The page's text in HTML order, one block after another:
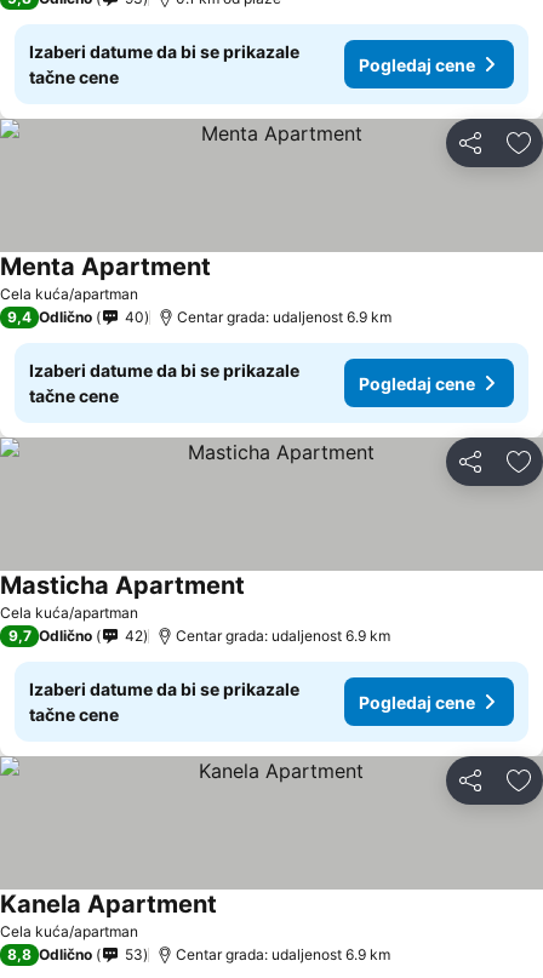
Izaberi datume da bi se prikazale
tačne cene
Pogledaj cene
Deli
Cela kuća/apartman
Menta Apartment
9,4 Odlično 40 Centar grada: udaljenost 6.9 km
Izaberi datume da bi se prikazale
tačne cene
Pogledaj cene
Deli
Cela kuća/apartman
Masticha Apartment
9,7 Odlično 42 Centar grada: udaljenost 6.9 km
Izaberi datume da bi se prikazale
tačne cene
Pogledaj cene
Deli
Cela kuća/apartman
Kanela Apartment
8,8 Odlično 53 Centar grada: udaljenost 6.9 km